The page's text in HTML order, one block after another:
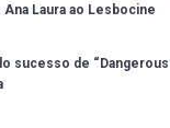
Laura ao Lesbocine
sucesso de “Dangerous